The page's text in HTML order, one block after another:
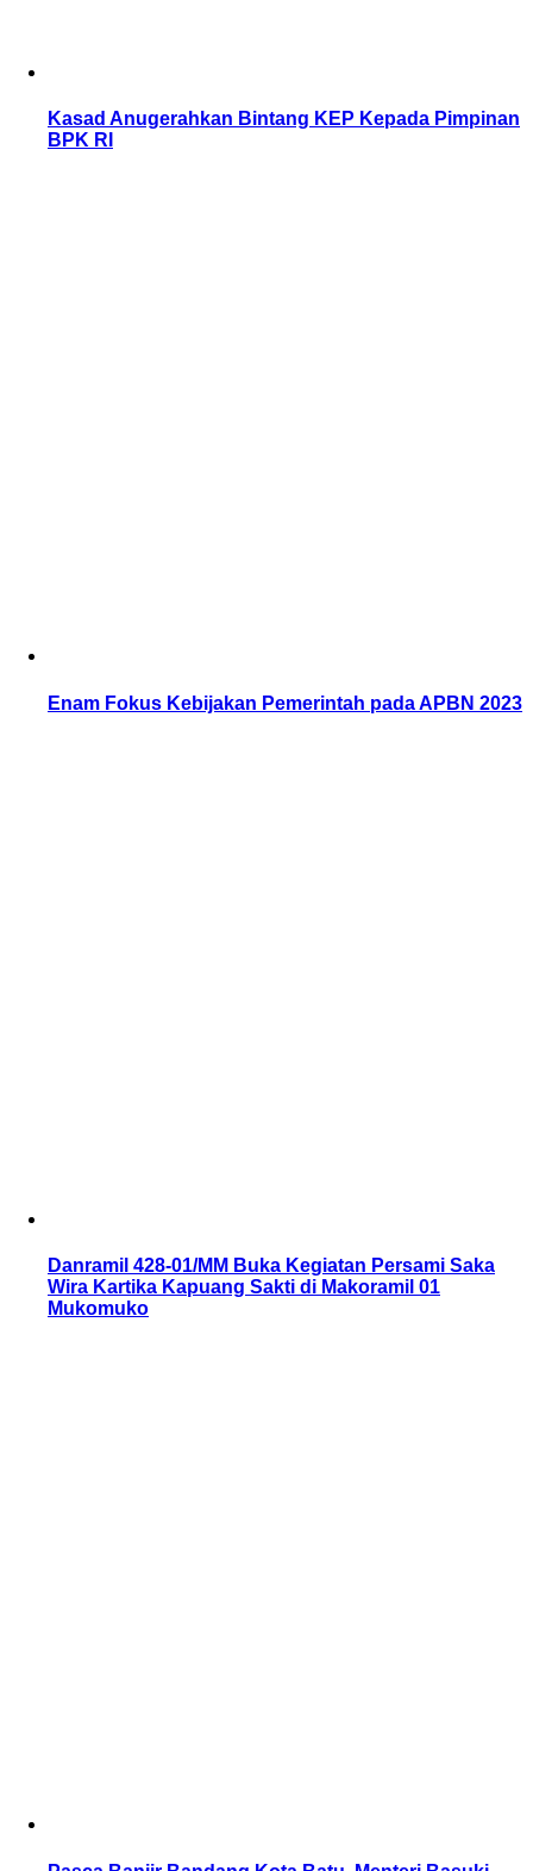
Kasad Anugerahkan Bintang KEP Kepada Pimpinan
BPK RI
Enam Fokus Kebijakan Pemerintah pada APBN 2023
Danramil 428-01/MM Buka Kegiatan Persami Saka
Wira Kartika Kapuang Sakti di Makoramil 01
Mukomuko